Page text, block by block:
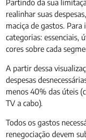
Partindo da sua
realinhar suas
maciça de gastos.
categorias: essenciais,
cores sobre cada
A partir dessa
despesas
menos 40% das úteis
TV a cabo).
Todos os gastos
renegociação devem